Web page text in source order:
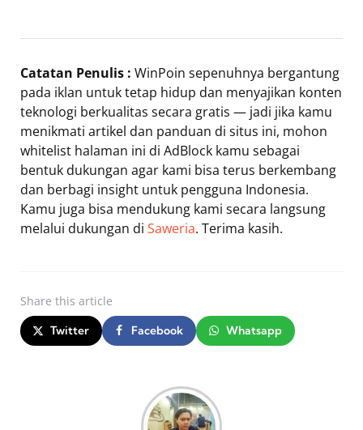
Catatan Penulis : WinPoin sepenuhnya bergantung
pada iklan untuk tetap hidup dan menyajikan konten
teknologi berkualitas secara gratis — jadi jika kamu
menikmati artikel dan panduan di situs ini, mohon
whitelist halaman ini di AdBlock kamu sebagai
bentuk dukungan agar kami bisa terus berkembang
dan berbagi insight untuk pengguna Indonesia.
Kamu juga bisa mendukung kami secara langsung
melalui dukungan di Saweria. Terima kasih.
Share this article
Twitter Facebook Whatsapp